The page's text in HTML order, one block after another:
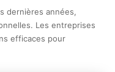
dernières années,
Les entreprises
efficaces pour